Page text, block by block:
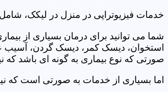
خدمات فیزیوتراپی در منزل در لیکک،
شما می توانید برای درمان بسیاری از
استخوان، دیسک کمر، دیسک گردن، آسیب
صورتی که نوع بیماری به گونه ای باشد که
اما بسیاری از خدمات به صورتی است که